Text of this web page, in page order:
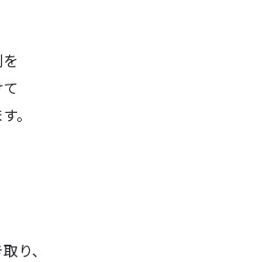
。
り、